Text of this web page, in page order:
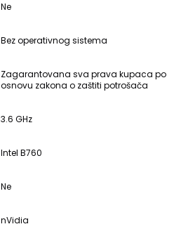
Ne
Bez operativnog sistema
Zagarantovana sva prava kupaca po
osnovu zakona o zaštiti potrošača
3.6 GHz
Intel B760
Ne
nVidia